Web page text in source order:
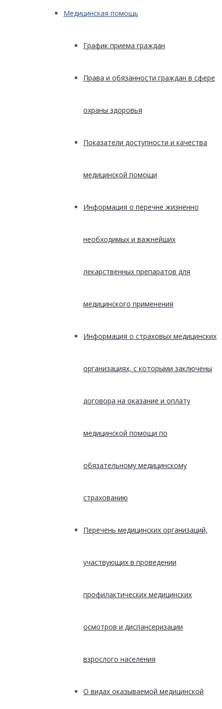
Медицинская помощь
График приема граждан
Права и обязанности граждан в сфере
охраны здоровья
Показатели доступности и качества
медицинской помощи
Информация о перечне жизненно
необходимых и важнейших
лекарственных препаратов для
медицинского применения
Информация о страховых медицинских
организациях, с которыми заключены
договора на оказание и оплату
медицинской помощи по
обязательному медицинскому
страхованию
Перечень медицинских организаций,
участвующих в проведении
профилактических медицинских
осмотров и диспансеризации
взрослого населения
О видах оказываемой медицинской